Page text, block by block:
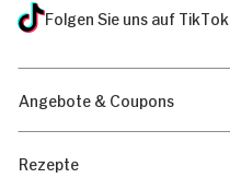
Folgen Sie uns auf TikTok
Angebote & Coupons
Rezepte